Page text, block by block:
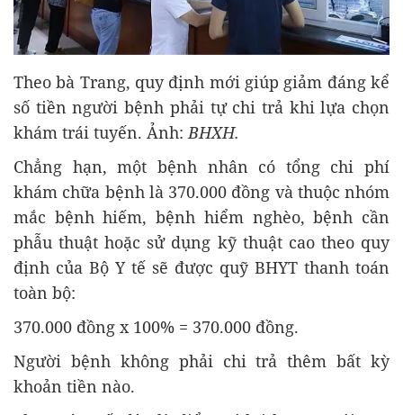
Theo bà Trang, quy định mới giúp giảm đáng kể
số tiền người bệnh phải tự chi trả khi lựa chọn
khám trái tuyến. Ảnh:BHXH.
Chẳng hạn, một bệnh nhân có tổng chi phí
khám chữa bệnh là 370.000 đồng và thuộc nhóm
mắc bệnh hiếm, bệnh hiểm nghèo, bệnh cần
phẫu thuật hoặc sử dụng kỹ thuật cao theo quy
định của Bộ Y tế sẽ được quỹ BHYT thanh toán
toàn bộ:
370.000 đồng x 100% = 370.000 đồng.
Người bệnh không phải chi trả thêm bất kỳ
khoản tiền nào.